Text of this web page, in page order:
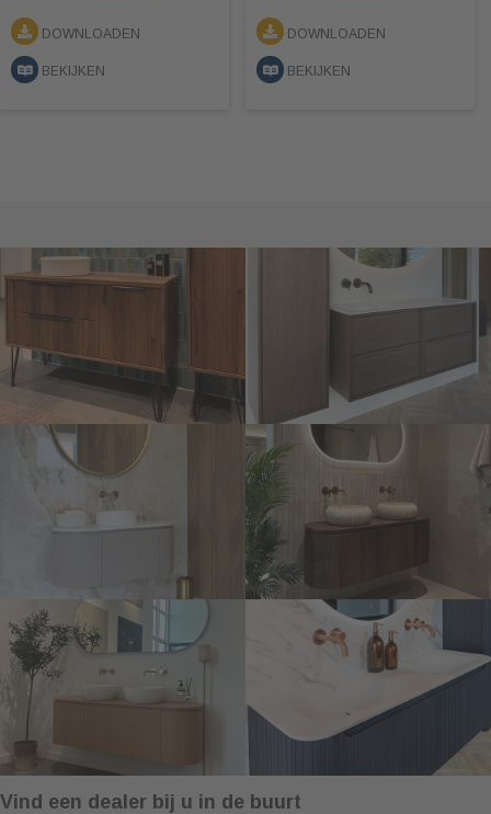
DOWNLOADEN
BEKIJKEN
DOWNLOADEN
BEKIJKEN
Vind een dealer bij u in de buurt